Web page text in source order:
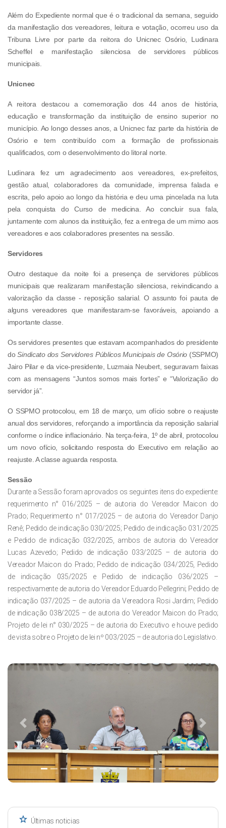
Além do Expediente normal que é o tradicional da semana, seguido
da manifestação dos vereadores, leitura e votação, ocorreu uso da
Tribuna Livre por parte da reitora do Unicnec Osório, Ludinara
Scheffel e manifestação silenciosa de servidores públicos
municipais.
Unicnec
A reitora destacou a comemoração dos 44 anos de história,
educação e transformação da instituição de ensino superior no
município. Ao longo desses anos, a Unicnec faz parte da história de
Osório e tem contribuído com a formação de profissionais
qualificados, com o desenvolvimento do litoral norte.
Ludinara fez um agradecimento aos vereadores, ex-prefeitos,
gestão atual, colaboradores da comunidade, imprensa falada e
escrita, pelo apoio ao longo da história e deu uma pincelada na luta
pela conquista do Curso de medicina. Ao concluir sua fala,
juntamente com alunos da instituição, fez a entrega de um mimo aos
vereadores e aos colaboradores presentes na sessão.
Servidores
Outro destaque da noite foi a presença de servidores públicos
municipais que realizaram manifestação silenciosa, reivindicando a
valorização da classe - reposição salarial. O assunto foi pauta de
alguns vereadores que manifestaram-se favoráveis, apoiando a
importante classe.
Os servidores presentes que estavam acompanhados do presidente
do Sindicato dos Servidores Públicos Municipais de Osório (SSPMO)
Jairo Pilar e da vice-presidente, Luzmaia Neubert, seguravam faixas
com as mensagens “Juntos somos mais fortes” e “Valorização do
servidor já”.
O SSPMO protocolou, em 18 de março, um ofício sobre o reajuste
anual dos servidores, reforçando a importância da reposição salarial
conforme o índice inflacionário. Na terça-feira, 1º de abril, protocolou
um novo ofício, solicitando resposta do Executivo em relação ao
reajuste. A classe aguarda resposta.
Sessão
Durante a Sessão foram aprovados os seguintes itens do expediente:
requerimento n° 016/2025 – de autoria do Vereador Maicon do
Prado; Requerimento n° 017/2025 – de autoria do Vereador Danjo
Renê; Pedido de indicação 030/2025; Pedido de indicação 031/2025
e Pedido de indicação 032/2025, ambos de autoria do Vereador
Lucas Azevedo; Pedido de indicação 033/2025 – de autoria do
Vereador Maicon do Prado; Pedido de indicação 034/2025, Pedido
de indicação 035/2025 e Pedido de indicação 036/2025 –
respectivamente de autoria do Vereador Eduardo Pellegrini; Pedido de
indicação 037/2025 – de autoria da Vereadora Rosi Jardim; Pedido
de indicação 038/2025 – de autoria do Vereador Maicon do Prado;
Projeto de lei n° 030/2025 – de autoria do Executivo e houve pedido
de vista sobre o Projeto de lei nº 003/2025 – de autoria do Legislativo.
Previous Next
star Últimas noticias